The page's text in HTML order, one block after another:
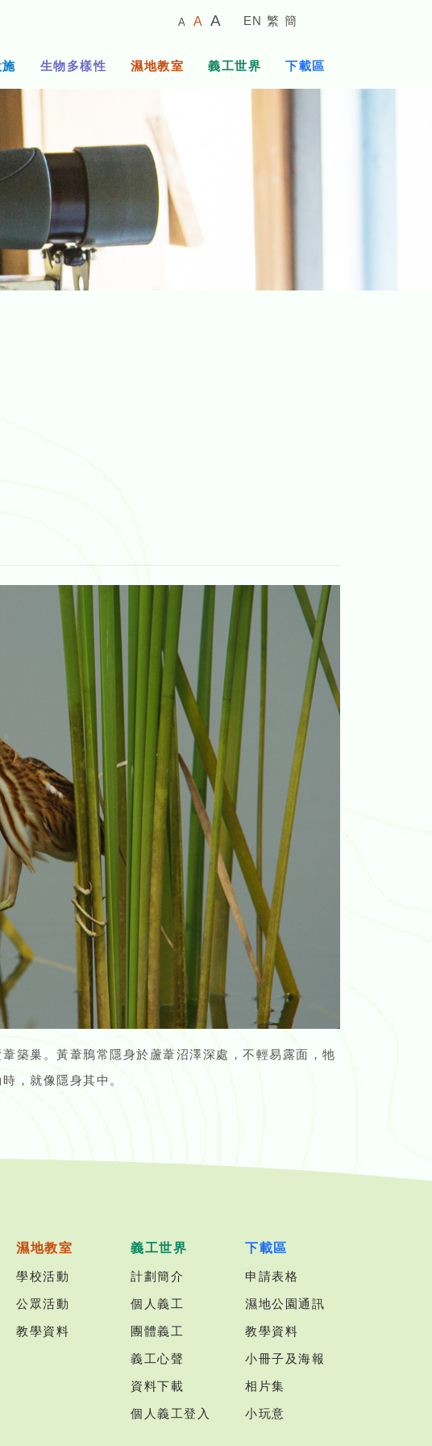
A
較
A
預
字
體
A
的
EN 繁 簡
施 生物多樣性 濕地教室 義工世界 下載區
築巢。黃葦鳽常隱身於蘆葦沼澤深處，不輕易露面，牠
，就像隱身其中。
濕地教室
學校活動
公眾活動
教學資料
義工世界
計劃簡介
個人義工
團體義工
義工心聲
資料下載
個人義工登入
下載區
申請表格
濕地公園通訊
教學資料
小冊子及海報
相片集
小玩意